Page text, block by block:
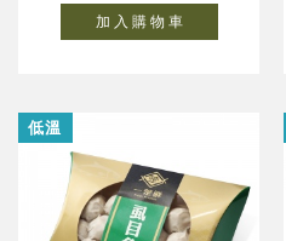
加 入 購 物 車
低溫